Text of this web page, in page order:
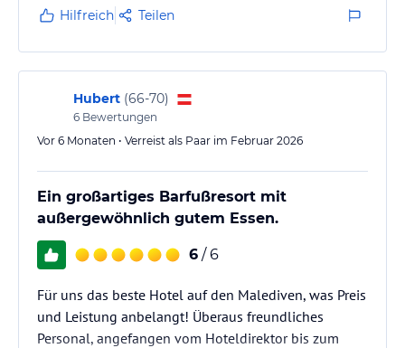
Juli/Aug. 2021 Veligandu
Dez. 2022 Veligandu
Mrz. 2023 Constance Halaveli
Mai 2023 Veligandu zur Schliessung vor
Renovation
Feb. 2024 Niyama
Hilfreich Teilen
Hubert (66-70)
6 Bewertungen
Vor 6 Monaten • Verreist als Paar im Februar 2026
Ein großartiges Barfußresort mit
außergewöhnlich gutem Essen.
6 / 6
Für uns das beste Hotel auf den Malediven, was Preis
und Leistung anbelangt! Überaus freundliches
Personal, angefangen vom Hoteldirektor bis zum